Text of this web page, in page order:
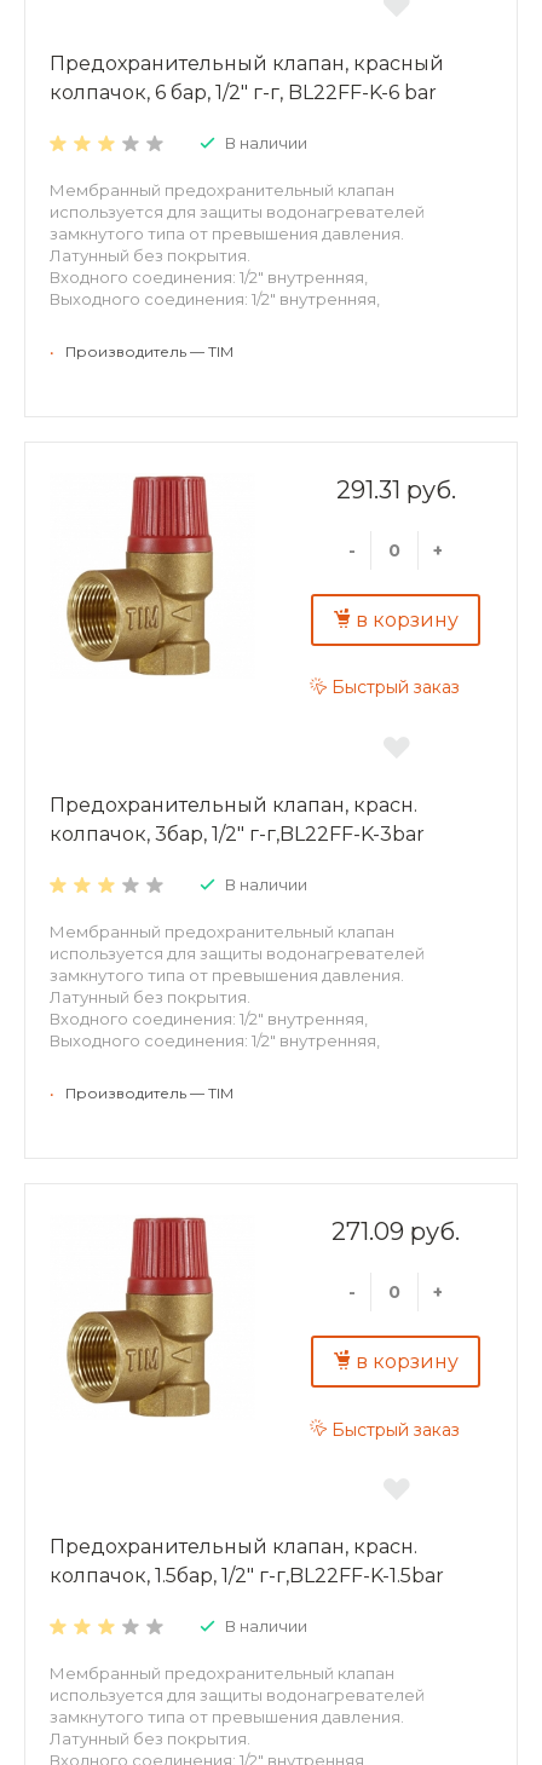
Предохранительный клапан, красный
колпачок, 6 бар, 1/2" г-г, BL22FF-K-6 bar
В наличии
Мембранный предохранительный клапан
используется для защиты водонагревателей
замкнутого типа от превышения давления.
Латунный без покрытия.
Входного соединения: 1/2" внутренняя,
Выходного соединения: 1/2" внутренняя,
• Производитель — TIM
291.31 руб.
- +
в корзину
Быстрый заказ
Предохранительный клапан, красн.
колпачок, 3бар, 1/2" г-г,BL22FF-K-3bar
В наличии
Мембранный предохранительный клапан
используется для защиты водонагревателей
замкнутого типа от превышения давления.
Латунный без покрытия.
Входного соединения: 1/2" внутренняя,
Выходного соединения: 1/2" внутренняя,
• Производитель — TIM
271.09 руб.
- +
в корзину
Быстрый заказ
Предохранительный клапан, красн.
колпачок, 1.5бар, 1/2" г-г,BL22FF-K-1.5bar
В наличии
Мембранный предохранительный клапан
используется для защиты водонагревателей
замкнутого типа от превышения давления.
Латунный без покрытия.
Входного соединения: 1/2" внутренняя,